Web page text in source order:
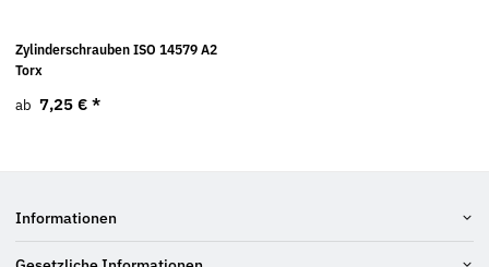
Zylinderschrauben ISO 14579 A2
Torx
ab 7,25 € *
Informationen